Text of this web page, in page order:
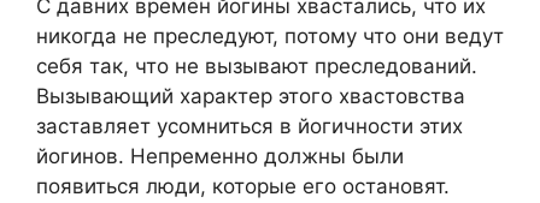
С давних времён йогины хвастались, что их
никогда не преследуют, потому что они ведут
себя так, что не вызывают преследований.
Вызывающий характер этого хвастовства
заставляет усомниться в йогичности этих
йогинов. Непременно должны были
появиться люди, которые его остановят.